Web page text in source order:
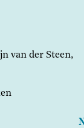
van der Steen,